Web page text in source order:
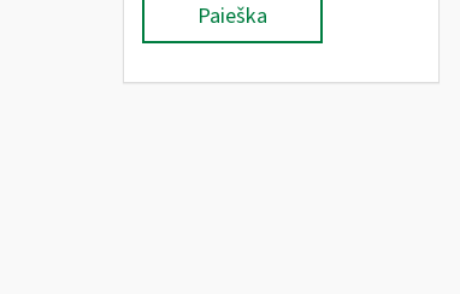
Paieška